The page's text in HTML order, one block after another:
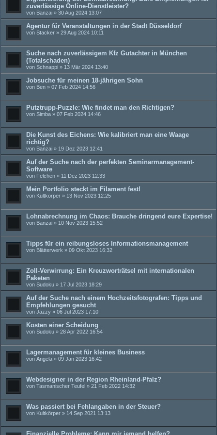
zuverlässige Online-Dienstleister?
von Banzai » 30 Aug 2024 13:07
Agentur für Veranstaltungen in der Stadt Düsseldorf
von Stacker » 29 Aug 2024 10:11
Suche nach zuverlässigem Kfz Gutachter in München
(Totalschaden)
von Schnappi » 13 Mär 2024 13:40
Jobsuche für meinen 18-jährigen Sohn
von Ben » 07 Feb 2024 14:56
Putztrupp-Puzzle: Wie findet man den Richtigen?
von Simba » 07 Feb 2024 14:46
Die Kunst des Eichens: Wie kalibriert man eine Waage
richtig?
von Banzai » 19 Dez 2023 12:41
Auf der Suche nach der perfekten Seminarmanagement-
Software
von Felchen » 11 Dez 2023 12:33
Mein Portfolio steckt im Filament fest!
von Kultkörper » 13 Nov 2023 12:25
Lohnabrechnung im Chaos: Brauche dringend eure Expertise!
von Banzai » 10 Nov 2023 15:52
Tipps für ein reibungsloses Informationsmanagement
von Blätterwerk » 09 Okt 2023 16:32
Zoll-Verwirrung: Ein Kreuzworträtsel mit internationalen
Paketen
von Sudoku » 17 Jul 2023 18:29
Auf der Suche nach einem Hochzeitsfotografen: Tipps und
Empfehlungen gesucht
von Jazzy » 06 Jul 2023 17:10
Kosten einer Scheidung
von Sudoku » 28 Apr 2022 16:54
Lagermanagement für kleines Business
von Angela » 09 Jan 2023 16:42
Webdesigner in der Region Rheinland-Pfalz?
von Tasmanischer Teufel » 21 Feb 2022 14:32
Was passiert bei Fehlangaben in der Steuer?
von Kultkörper » 14 Sep 2021 13:13